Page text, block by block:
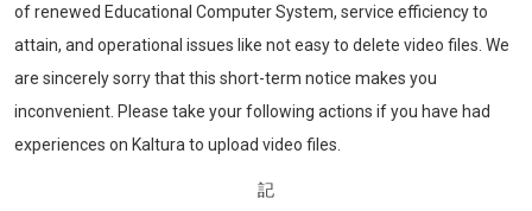
of renewed Educational Computer System, service efficiency to
attain, and operational issues like not easy to delete video files. We
are sincerely sorry that this short-term notice makes you
inconvenient. Please take your following actions if you have had
experiences on Kaltura to upload video files.
記